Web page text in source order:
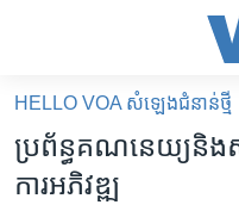
គេហទំព័រ​
ទាក់ទង
រំលង​
និង​
អន្តរជាតិ
HELLO VOA សំឡេង​ជំនាន់​ថ្មី
ប្រព័ន្ធ​គណនេយ្យ​និង​
ការ​អភិវឌ្ឍ